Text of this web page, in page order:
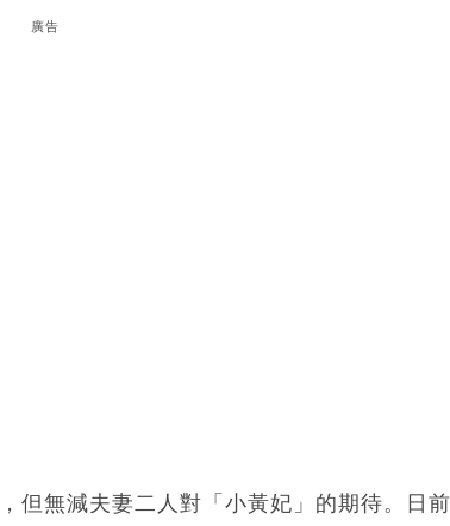
廣告
但無減夫妻二人對「小黃妃」的期待。日前